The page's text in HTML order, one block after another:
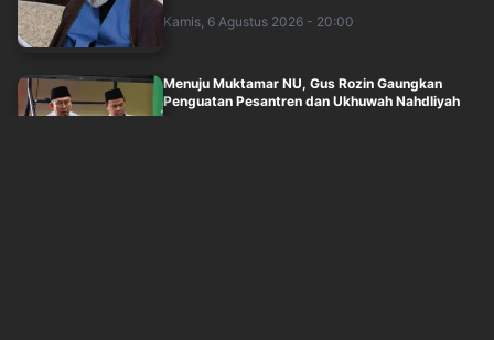
Kamis, 6 Agustus 2026 - 20:00
Menuju Muktamar NU, Gus Rozin Gaungkan
Penguatan Pesantren dan Ukhuwah Nahdliyah